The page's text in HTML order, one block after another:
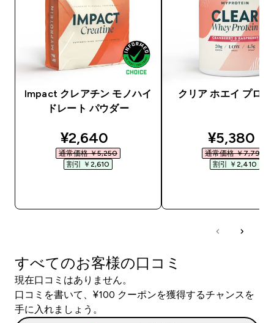
Impact クレアチン モノハイ
ドレート パウダー
discounted price
¥2,640‎
通常価格 ￥5,250‎
割引 ￥2,610‎
クリア ホエイ プロ
¥5,380‎
通常価格 ￥7,790‎
割引 ￥2,410‎
すべてのお客様の口コミ
現在口コミはありません。
口コミを書いて、¥100 クーポンを獲得するチャンスを
手に入れましょう。